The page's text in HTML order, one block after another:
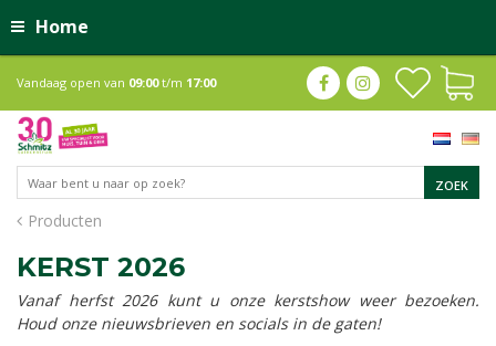
Home
Producten
Vandaag open van 09:00t/m 17:00
KERST 2026
Vanaf herfst 2026 kunt u onze kerstshow weer bezoeken.
Houd onze nieuwsbrieven en socials in de gaten!